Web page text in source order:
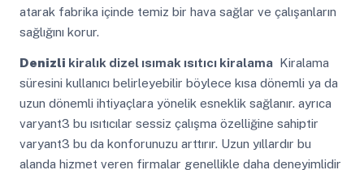
atarak fabrika içinde temiz bir hava sağlar ve çalışanların
sağlığını korur.
Denizli kiralık dizel ısımak ısıtıcı kiralamaKiralama
süresini kullanıcı belirleyebilir böylece kısa dönemli ya da
uzun dönemli ihtiyaçlara yönelik esneklik sağlanır. ayrıca
varyant3 bu ısıtıcılar sessiz çalışma özelliğine sahiptir
varyant3 bu da konforunuzu arttırır. Uzun yıllardır bu
alanda hizmet veren firmalar genellikle daha deneyimlidir